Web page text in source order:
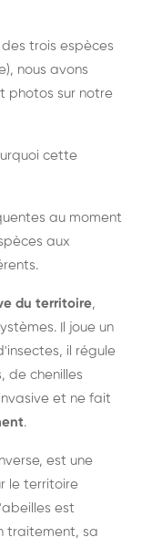
trois espèces
nous avons
photos sur notre
cette
au moment
aux
du territoire,
Il joue un
il régule
de chenilles
et ne fait
.
est une
le territoire
est
traitement, sa